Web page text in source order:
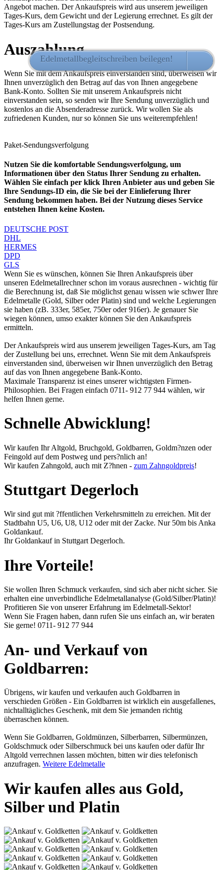
Angebot machen. Der Ankaufspreis wird aus unserem jeweiligen
Tages-Kurs, dem Gewicht und der Legierung errechnet. Es gilt der
Tages-Kurs am Zustellungstag der Postsendung.
Auszahlung
Wenn Sie mit dem Ankaufspreis einverstanden sind, überweisen wir
Ihnen unverzüglich den Betrag auf das von Ihnen angegebene
Bank-Konto. Sollten Sie mit unserem Ankaufspreis nicht
einverstanden sein, so senden wir Ihre Sendung unverzüglich und
kostenlos an die Absenderadresse zurück. Wir wollen Sie als
zufriedenen Kunden, nur so können Sie uns weiterempfehlen!
Paket-Sendungsverfolgung
Nutzen Sie die komfortable Sendungsverfolgung, um
Informationen über den Status Ihrer Sendung zu erhalten.
Wählen Sie einfach per klick Ihren Anbieter aus und geben Sie
Ihre Sendungs-ID ein, die Sie bei der Einlieferung Ihrer
Sendung bekommen haben. Bei der Nutzung dieses Service
entstehen Ihnen keine Kosten.
DEUTSCHE POST
DHL
HERMES
DPD
GLS
Wenn Sie es wünschen, können Sie Ihren Ankaufspreis über
unseren Edelmetallrechnerschon im voraus ausrechnen - wichtig für
die Berechnung ist, daß Sie möglichst genau wissen wie schwer Ihre
Edelmetalle (Gold, Silber oder Platin) sind und welche Legierungen
sie haben (zB. 333er, 585er, 750er oder 916er). Je genauer Sie
wiegen können, umso exakter können Sie den Ankaufspreis
ermitteln.
Der Ankaufspreis wird aus unserem jeweiligen Tages-Kurs, am Tag
der Zustellung bei uns, errechnet. Wenn Sie mit dem Ankaufspreis
einverstanden sind, überweisen wir Ihnen unverzüglich den Betrag
auf das von Ihnen angegebene Bank-Konto.
Maximale Transparenz ist eines unserer wichtigsten Firmen-
Philosophien. Bei Fragen einfach 0711- 912 77 944 wählen, wir
helfen Ihnen gerne.
Edelmetallbegleitschreiben beilegen! HIER
Schnelle Abwicklung!
Wir kaufen Ihr Altgold, Bruchgold, Goldbarren, Goldm?nzen oder
Feingold auf dem Postweg und pers?nlich an!
Wir kaufen Zahngold, auch mit Z?hnen - zum Zahngoldpreis!
Stuttgart Degerloch
Wir sind gut mit ?ffentlichen Verkehrsmitteln zu erreichen. Mit der
Stadtbahn U5, U6, U8, U12 oder mit der Zacke. Nur 50m bis Anka
Goldankauf.
Ihr Goldankauf in Stuttgart Degerloch.
Ihre Vorteile!
Sie wollen Ihren Schmuck verkaufen, sind sich aber nicht sicher. Sie
erhalten eine unverbindliche Edelmetallanalyse (Gold/Silber/Platin)!
Profitieren Sie von unserer Erfahrung im Edelmetall-Sektor!
Wenn Sie Fragen haben, dann rufen Sie uns einfach an, wir beraten
Sie gerne! 0711- 912 77 944
An- und Verkauf von
Goldbarren:
Übrigens, wir kaufen und verkaufen auch Goldbarren in
verschieden Größen - Ein Goldbarren ist wirklich ein ausgefallenes,
nichtalltägliches Geschenk, mit dem Sie jemanden richtig
überraschen können.
Wenn Sie Goldbarren, Goldmünzen, Silberbarren, Silbermünzen,
Goldschmuck oder Silberschmuck bei uns kaufen oder dafür Ihr
Altgold verrechnen lassen möchten, bitten wir dies telefonisch
anzufragen. Weitere Edelmetalle
Wir kaufen alles aus Gold,
Silber und Platin